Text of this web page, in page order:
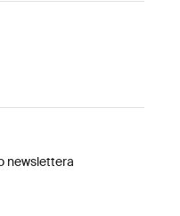
Najciemniejszy niebieski
cover Wyblakły khaki
boot cover Średnio niebieski
seat boot cover Jasnoszary
newslettera